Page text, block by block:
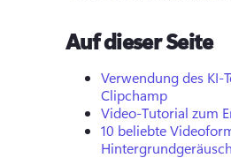
Auf dieser Seite
Verwendung des
Clipchamp
Video-Tutorial zum
10 beliebte